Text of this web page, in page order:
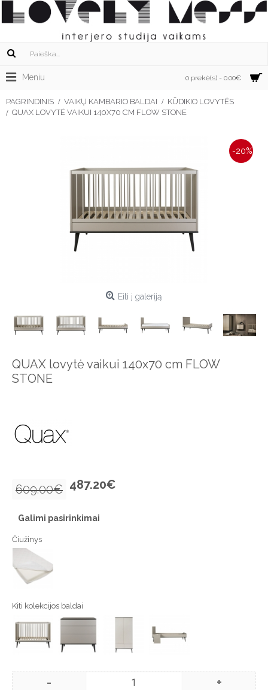
0 prekė(s) - 0.00€
Meniu
PAGRINDINIS VAIKŲ KAMBARIO BALDAI
KŪDIKIO LOVYTĖS
QUAX LOVYTĖ VAIKUI 140X70 CM FLOW STONE
-20%
Eiti į galeriją
QUAX lovytė vaikui 140x70 cm FLOW
STONE
609.00€ 487.20€
Galimi pasirinkimai
Čiužinys
Kiti kolekcijos baldai
- +